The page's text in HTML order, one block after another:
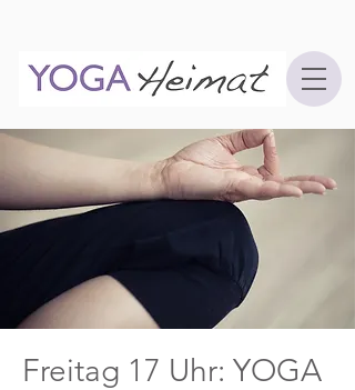
Freitag 17 Uhr: YOGA